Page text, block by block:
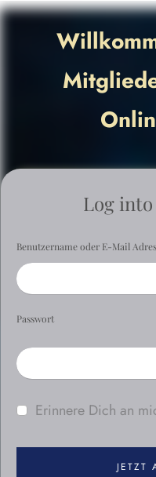
Log into
Benutzername oder E-Mail
Passwort
Erinnere Dich an
JETZT